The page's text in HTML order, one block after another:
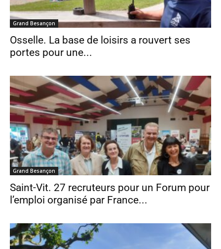
Grand Besançon
Osselle. La base de loisirs a rouvert ses
portes pour une...
Grand Besançon
Saint-Vit. 27 recruteurs pour un Forum pour
l’emploi organisé par France...